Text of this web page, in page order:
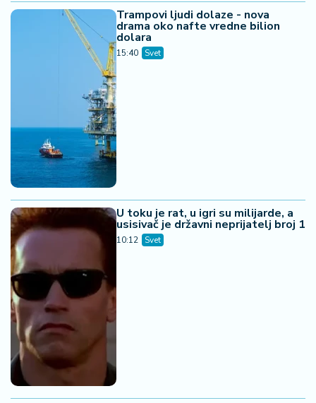
Trampovi ljudi dolaze - nova
drama oko nafte vredne bilion
dolara
15:40 Svet
U toku je rat, u igri su milijarde, a
usisivač je državni neprijatelj broj 1
10:12 Svet